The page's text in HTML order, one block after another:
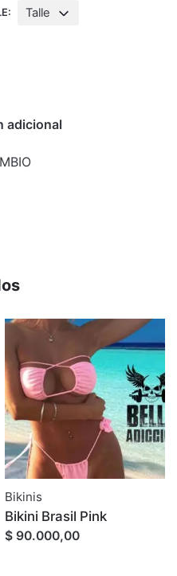
Talle
adicional
Bikinis
Bikini Brasil Pink
$ 90.000,00